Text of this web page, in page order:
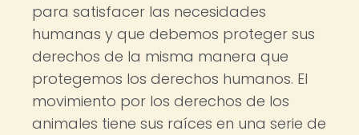
para satisfacer las necesidades
humanas y que debemos proteger sus
derechos de la misma manera que
protegemos los derechos humanos. El
movimiento por los derechos de los
animales tiene sus raíces en una serie de